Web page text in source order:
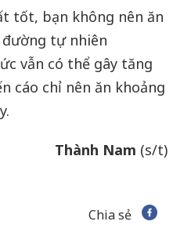
tốt, bạn không nên ăn
tự nhiên
vẫn có thể gây tăng
cáo chỉ nên ăn khoảng
Thành Nam (s/t)
Chia sẻ